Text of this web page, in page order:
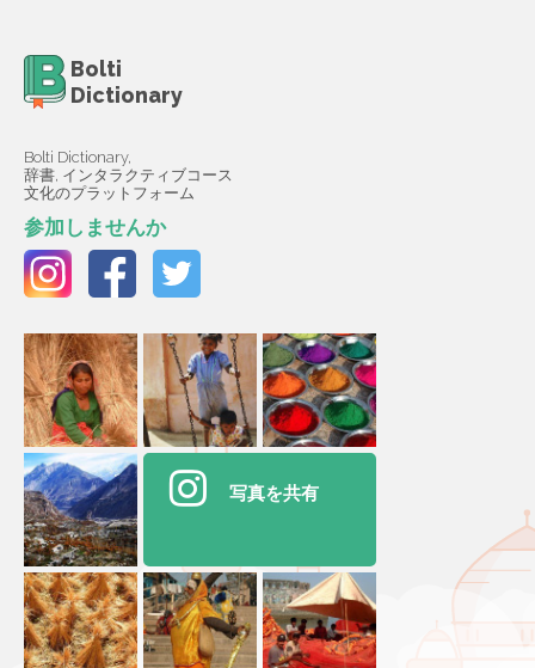
Bolti
Dictionary
Bolti Dictionary,
辞書, インタラクティブコース
文化のプラットフォーム
参加しませんか
写真を共有